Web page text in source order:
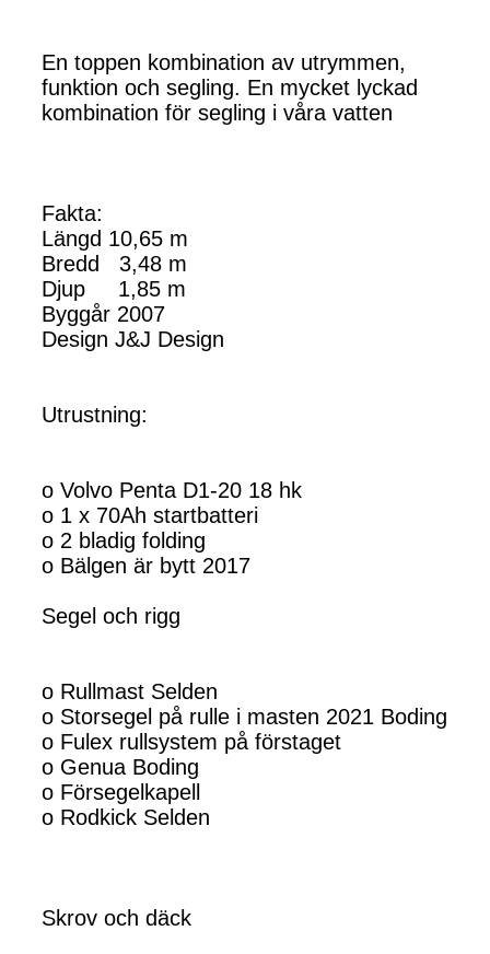
En toppen kombination av utrymmen,
funktion och segling. En mycket lyckad
kombination för segling i våra vatten
Fakta:
Längd 10,65 m
Bredd 3,48 m
Djup 1,85 m
Byggår 2007
Design J&J Design
Utrustning:
o Volvo Penta D1-20 18 hk
o 1 x 70Ah startbatteri
o 2 bladig folding
o Bälgen är bytt 2017
Segel och rigg
o Rullmast Selden
o Storsegel på rulle i masten 2021 Boding
o Fulex rullsystem på förstaget
o Genua Boding
o Försegelkapell
o Rodkick Selden
Skrov och däck